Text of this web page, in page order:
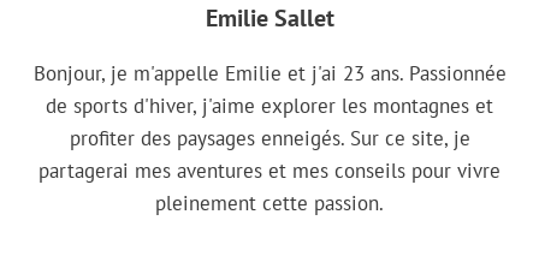
Emilie Sallet
Bonjour, je m'appelle Emilie et j'ai 23 ans. Passionnée
de sports d'hiver, j'aime explorer les montagnes et
profiter des paysages enneigés. Sur ce site, je
partagerai mes aventures et mes conseils pour vivre
pleinement cette passion.